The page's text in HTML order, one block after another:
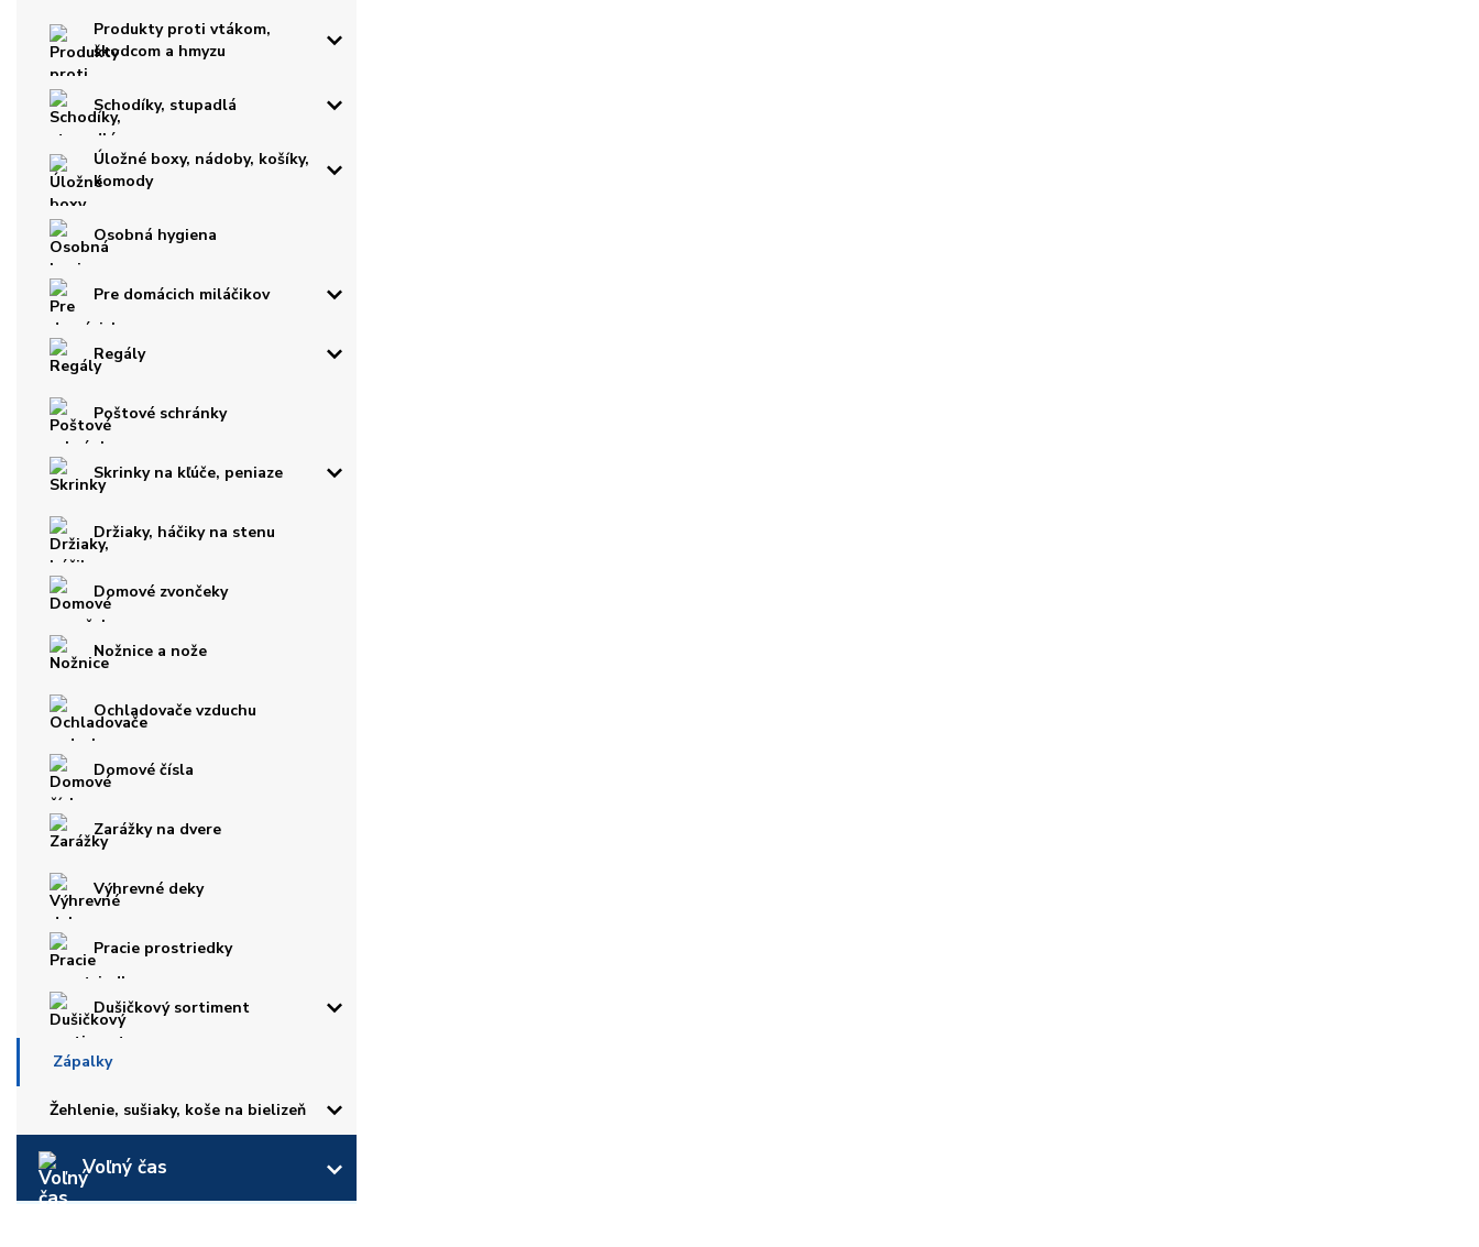
Produkty proti vtákom,
škodcom a hmyzu
Schodíky, stupadlá
Úložné boxy, nádoby, košíky,
komody
Osobná hygiena
Pre domácich miláčikov
Regály
Poštové schránky
Skrinky na kľúče, peniaze
Držiaky, háčiky na stenu
Domové zvončeky
Nožnice a nože
Ochladovače vzduchu
Domové čísla
Zarážky na dvere
Výhrevné deky
Pracie prostriedky
Dušičkový sortiment
Zápalky
Žehlenie, sušiaky, koše na bielizeň
Voľný čas